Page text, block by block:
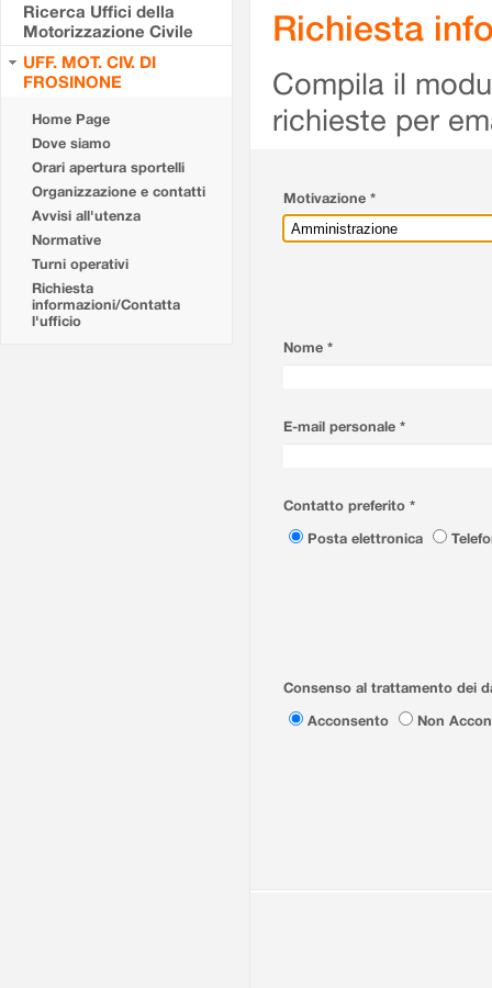
Ricerca Uffici della
Motorizzazione Civile
UFF. MOT. CIV. DI
FROSINONE
Home Page
Dove siamo
Orari apertura sportelli
Organizzazione e contatti
Avvisi all'utenza
Normative
Turni operativi
Richiesta
informazioni/Contatta
l'ufficio
Richiesta
Compila il
richieste per
Motivazione *
Nome *
E-mail personale *
Contatto preferito *
Posta elettronica
Consenso al trattamento dei
Acconsento
Non